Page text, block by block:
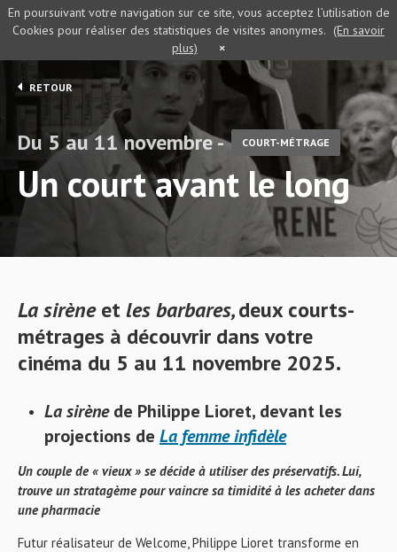
RETOUR
Du 5 au 11 novembre - COURT-MÉTRAGE
Un court avant le long
La sirèneetles barbares, deuxcourts-
métrages à découvrir dans votre
cinéma du 5 au 11 novembre 2025.
La sirènede Philippe Lioret, devant les
projections de La femme infidèle
Un couple de « vieux » se décide à utiliser des préservatifs. Lui,
trouve un stratagème pour vaincre sa timidité à les acheter dans
une pharmacie
Futur réalisateur de Welcome, Philippe Lioret transforme en
En poursuivant votre navigation sur ce site, vous acceptez l’utilisation de
Cookies pour réaliser des statistiques de visites anonymes. (En savoir
plus)
×